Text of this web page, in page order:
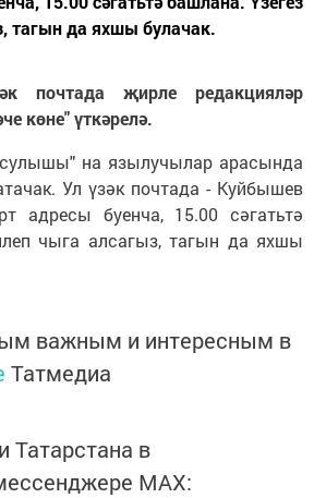
тагын да яхшы булачак.
почтада җирле редакцияләр
көне" үткәрелә.
на язылучылар арасында
Ул үзәк почтада - Куйбышев
адресы буенча, 15.00 сәгатьтә
чыга алсагыз, тагын да яхшы
важным и интересным в
Татмедиа
Татарстана в
MАХ: